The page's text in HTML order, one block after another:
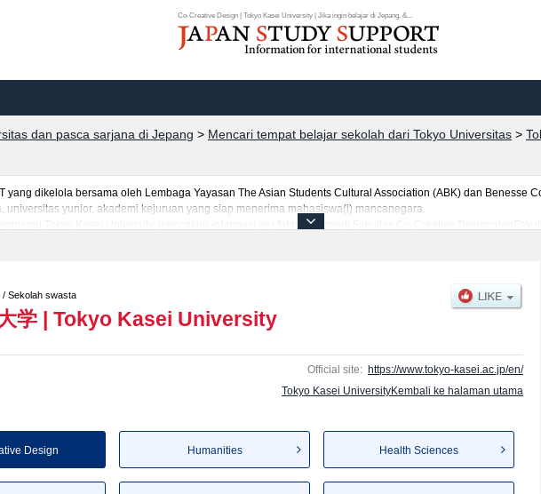
Co-Creative Design | Tokyo Kasei University | Jika ingin belajar di Jepang, &...
dan pasca sarjana di Jepang > Mencari tempat belajar sekolah dari Tokyo Universitas >
yang dikelola bersama oleh Lembaga Yayasan The Asian Students Cultural Association (ABK) dan Benesse
universitas yunior, akademi kejuruan yang siap menerima mahasiswa(i) mancanegara.
Tokyo Kasei University, mencakup informasi per fakultas seperti Fakultas Co-Creative
untuk jumlah pendaftar dan jumlah kelulusan ujian masuk mahasiswa(i) mancanegara, informasi mengenai
memanfaatkannya.
/ Sekolah swasta
学 | Tokyo Kasei University
Official site: https://www.tokyo-kasei.ac.jp/en/
Tokyo Kasei UniversityKembali ke halaman utama
Design Humanities Health Sciences